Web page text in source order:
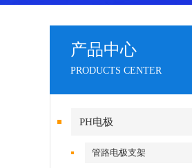
产品中心
PRODUCTS CENTER
PH电极
管路电极支架